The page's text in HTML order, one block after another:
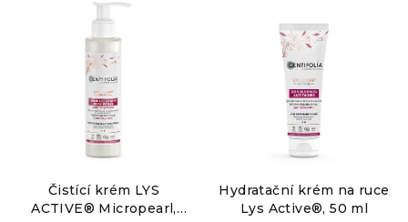
Čistící krém LYS
ACTIVE® Micropearl,
Hydratační krém na ruce
Lys Active®, 50 ml